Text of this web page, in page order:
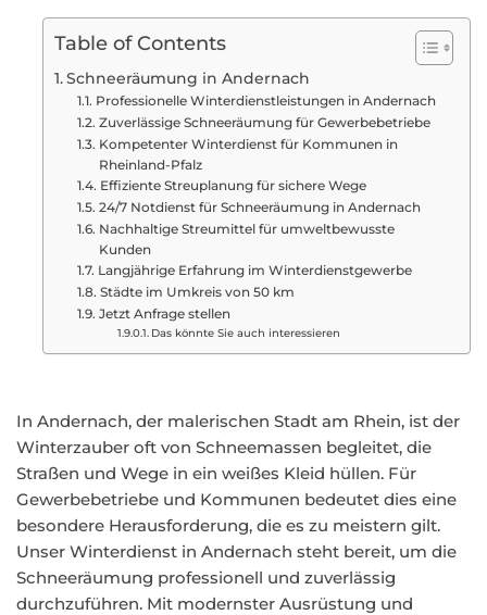
Table of Contents
Schneeräumung in Andernach
Professionelle Winterdienstleistungen in Andernach
Zuverlässige Schneeräumung für Gewerbebetriebe
Kompetenter Winterdienst für Kommunen in
Rheinland-Pfalz
Effiziente Streuplanung für sichere Wege
24/7 Notdienst für Schneeräumung in Andernach
Nachhaltige Streumittel für umweltbewusste
Kunden
Langjährige Erfahrung im Winterdienstgewerbe
Städte im Umkreis von 50 km
Jetzt Anfrage stellen
Das könnte Sie auch interessieren
In Andernach, der malerischen Stadt am Rhein, ist der
Winterzauber oft von Schneemassen begleitet, die
Straßen und Wege in ein weißes Kleid hüllen. Für
Gewerbebetriebe und Kommunen bedeutet dies eine
besondere Herausforderung, die es zu meistern gilt.
Unser Winterdienst in Andernach steht bereit, um die
Schneeräumung professionell und zuverlässig
durchzuführen. Mit modernster Ausrüstung und